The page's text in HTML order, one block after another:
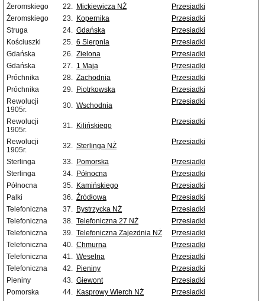
Żeromskiego
22. Mickiewicza NŻ
Przesiadki
Żeromskiego
23. Kopernika
Przesiadki
Struga
24. Gdańska
Przesiadki
Kościuszki
25. 6 Sierpnia
Przesiadki
Gdańska
26. Zielona
Przesiadki
Gdańska
27. 1 Maja
Przesiadki
Próchnika
28. Zachodnia
Przesiadki
Próchnika
29. Piotrkowska
Przesiadki
Rewolucji
1905r.
30. Wschodnia Przesiadki
Rewolucji
1905r.
31. Kilińskiego Przesiadki
Rewolucji
1905r.
32. Sterlinga NŻ Przesiadki
Sterlinga 33. Pomorska
Przesiadki
Sterlinga
34. Północna
Przesiadki
Północna
35. Kamińskiego
Przesiadki
Palki
36. Źródłowa
Przesiadki
Telefoniczna
37. Bystrzycka NŻ
Przesiadki
Telefoniczna
38. Telefoniczna 27 NŻ
Przesiadki
Telefoniczna
39. Telefoniczna Zajezdnia NŻ
Przesiadki
Telefoniczna
40. Chmurna
Przesiadki
Telefoniczna
41. Weselna
Przesiadki
Telefoniczna
42. Pieniny
Przesiadki
Pieniny
43. Giewont
Przesiadki
Pomorska
44. Kasprowy Wierch NŻ
Przesiadki